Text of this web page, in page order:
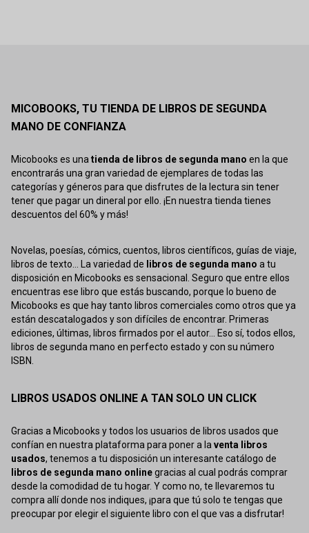
MICOBOOKS, TU TIENDA DE LIBROS DE SEGUNDA
MANO DE CONFIANZA
Micobooks es unatienda de libros de segunda mano en la que
encontrarás una gran variedad de ejemplares de todas las
categorías y géneros para que disfrutes de la lectura sin tener
tener que pagar un dineral por ello. ¡En nuestra tienda tienes
descuentos del 60% y más!
Novelas, poesías, cómics, cuentos, libros científicos, guías de viaje,
libros de texto... La variedad de libros de segunda mano a tu
disposición en Micobooks es sensacional. Seguro que entre ellos
encuentras ese libro que estás buscando, porque lo bueno de
Micobooks es que hay tanto libros comerciales como otros que ya
están descatalogados y son difíciles de encontrar. Primeras
ediciones, últimas, libros firmados por el autor... Eso sí, todos ellos,
libros de segunda mano en perfecto estado y con su número
ISBN.
LIBROS USADOS ONLINE A TAN SOLO UN CLICK
Gracias a Micobooks y todos los usuarios de libros usados que
confían en nuestra plataforma para poner a laventa libros
usados, tenemos a tu disposición un interesante catálogo de
libros de segunda mano onlinegracias al cual podrás comprar
desde la comodidad de tu hogar. Y como no, te llevaremos tu
compra allí donde nos indiques, ¡para que tú solo te tengas que
preocupar por elegir el siguiente libro con el que vas a disfrutar!